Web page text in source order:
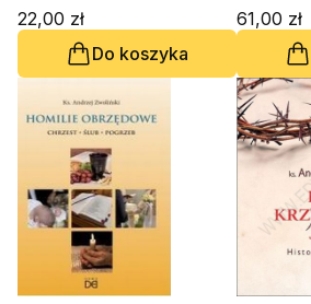
22,00 zł
Do koszyka
61,00 zł